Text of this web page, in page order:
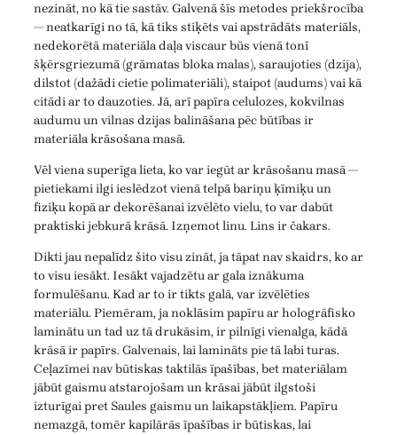
nezināt, no kā tie sastāv. Galvenā šīs metodes priekšrocība
— neatkarīgi no tā, kā tiks stiķēts vai apstrādāts materiāls,
nedekorētā materiāla daļa viscaur būs vienā tonī
šķērsgriezumā (grāmatas bloka malas), saraujoties (dzija),
dilstot (dažādi cietie polimateriāli), staipot (audums) vai kā
citādi ar to dauzoties. Jā, arī papīra celulozes, kokvilnas
audumu un vilnas dzijas balināšana pēc būtības ir
materiāla krāsošana masā.
Vēl viena superīga lieta, ko var iegūt ar krāsošanu masā —
pietiekami ilgi ieslēdzot vienā telpā bariņu ķīmiķu un
fiziķu kopā ar dekorēšanai izvēlēto vielu, to var dabūt
praktiski jebkurā krāsā. Izņemot linu. Lins ir čakars.
Dikti jau nepalīdz šito visu zināt, ja tāpat nav skaidrs, ko ar
to visu iesākt. Iesākt vajadzētu ar gala iznākuma
formulēšanu. Kad ar to ir tikts galā, var izvēlēties
materiālu. Piemēram, ja noklāsim papīru ar hologrāfisko
laminātu un tad uz tā drukāsim, ir pilnīgi vienalga, kādā
krāsā ir papīrs. Galvenais, lai lamināts pie tā labi turas.
Ceļazīmei nav būtiskas taktilās īpašības, bet materiālam
jābūt gaismu atstarojošam un krāsai jābūt ilgstoši
izturīgai pret Saules gaismu un laikapstākļiem. Papīru
nemazgā, tomēr kapilārās īpašības ir būtiskas, lai